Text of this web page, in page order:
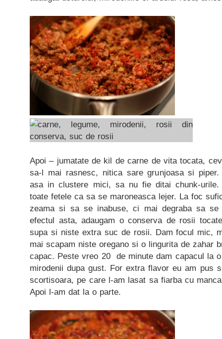
Apoi – jumatate de kil de carne de vita tocata,
sa-l mai rasnesc, nitica sare grunjoasa si piper.
asa in clustere mici, sa nu fie ditai chunk-urile.
toate fetele ca sa se maroneasca lejer. La foc
zeama si sa se inabuse, ci mai degraba sa se
efectul asta, adaugam o conserva de rosii
supa si niste extra suc de rosii. Dam focul mic,
mai scapam niste oregano si o lingurita de zahar
capac. Peste vreo 20 de minute dam capacul la
mirodenii dupa gust. For extra flavor eu am pus
scortisoara, pe care l-am lasat sa fiarba cu
Apoi l-am dat la o parte.